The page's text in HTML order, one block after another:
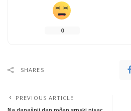
0
SHARES
PREVIOUS ARTICLE